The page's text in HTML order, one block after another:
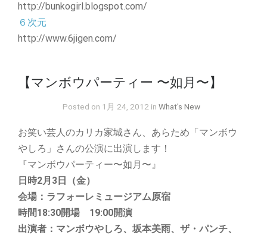
http://bunkogirl.blogspot.com/
６次元
http://www.6jigen.com/
【マンボウパーティー 〜如月〜】
Posted on 1月 24, 2012 in What's New
お笑い芸人のカリカ家城さん、あらため「マンボウ
やしろ」さんの公演に出演します！
『マンボウパーティー〜如月〜』
日時2月3日（金）
会場：ラフォーレミュージアム原宿
時間18:30開場 19:00開演
出演者：マンボウやしろ、坂本美雨、ザ・パンチ、